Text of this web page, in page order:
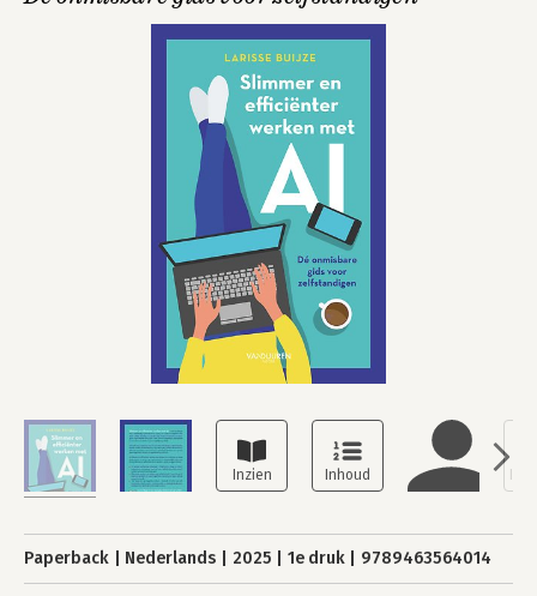
Paperback Nederlands 2025 1e druk 9789463564014